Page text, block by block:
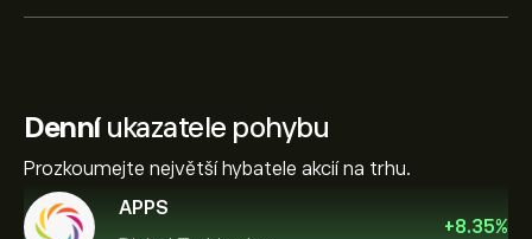
Denníukazatele pohybu
Prozkoumejte největší hybatele akcií na trhu.
APPS
+8.35%